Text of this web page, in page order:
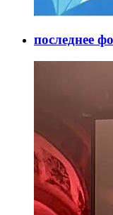
последнее